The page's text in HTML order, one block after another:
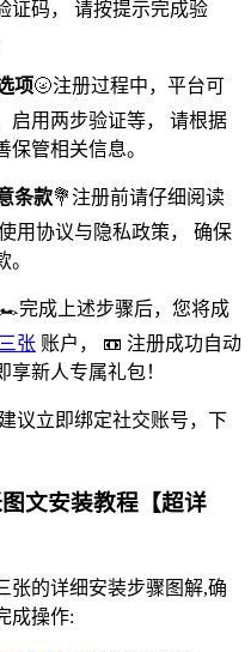
证码， 请按提示完成验
项🌝️注册过程中，平台可
启用两步验证等， 请根据
管相关信息。
条款💐注册前请仔细阅读
用协议与隐私政策， 确保
完成上述步骤后，您将成
张 账户， 📼 注册成功自动
享新人专属礼包！
议立即绑定社交账号，下
文安装教程【超详
张的详细安装步骤图解,确
成操作: